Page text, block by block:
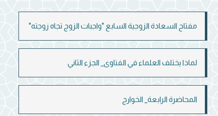
مفتاح السعادة الزوجية السابع "واجبات الزوج تجاه زوجته"
لماذا يختلف العلماء في الفتاوى_ الجزء الثاني
المحاضرة الرابعة_ الخوارج